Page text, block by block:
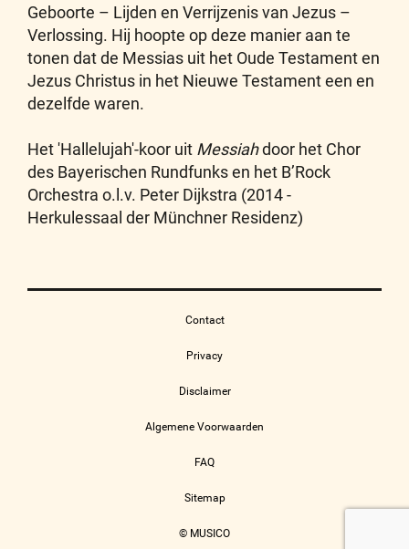
Geboorte – Lijden en Verrijzenis van Jezus –
Verlossing. Hij hoopte op deze manier aan te
tonen dat de Messias uit het Oude Testament en
Jezus Christus in het Nieuwe Testament een en
dezelfde waren.
Het 'Hallelujah'-koor uit Messiahdoor het Chor
des Bayerischen Rundfunks en het B’Rock
Orchestra o.l.v. Peter Dijkstra (2014 -
Herkulessaal der Münchner Residenz)
Contact
Privacy
Disclaimer
Algemene Voorwaarden
FAQ
Sitemap
© MUSICO